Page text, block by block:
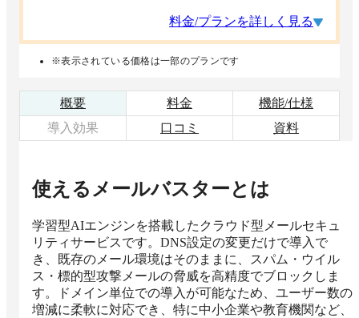
料金/プランを詳しく見る
※表示されている価格は一部のプランです
概要 料金
機能/仕様
導入効果
口コミ 資料
使えるメールバスターとは
学習型AIエンジンを搭載したクラウド型メールセキュ
リティサービスです。DNS設定の変更だけで導入で
き、既存のメール環境はそのままに、スパム・ウイル
ス・標的型攻撃メールの脅威を高精度でブロックしま
す。ドメイン単位での導入が可能なため、ユーザー数の
増減に柔軟に対応でき、特に中小企業や教育機関など、